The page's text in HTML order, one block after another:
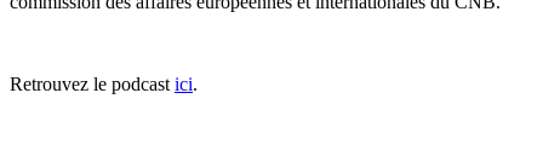
Retrouvez le podcast ici.